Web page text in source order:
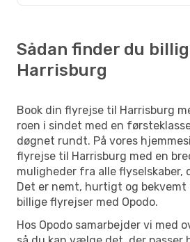
Sådan finder du
Harrisburg
Book din flyrejse til Harrisburg
roen i sindet med en
døgnet rundt. På vores
flyrejse til Harrisburg med en
muligheder fra alle flyselskaber,
Det er nemt, hurtigt og bekvemt
billige flyrejser med Opodo.
Hos Opodo samarbejder vi med